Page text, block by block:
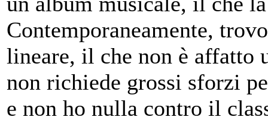
Contemporaneamente,
lineare, il che non è
non richiede grossi sforzi
e non ho nulla contro il